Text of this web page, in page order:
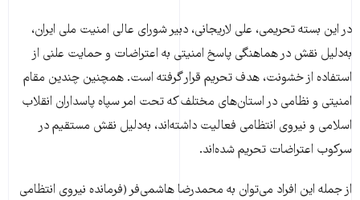
در این بسته تحریمی، علی لاریجانی، دبیر شورای عالی امنیت ملی ایران،
به‌دلیل نقش در هماهنگی پاسخ امنیتی به اعتراضات و حمایت علنی از
استفاده از خشونت، هدف تحریم قرار گرفته است. همچنین چندین مقام
امنیتی و نظامی در استان‌های مختلف که تحت امر سپاه پاسداران انقلاب
اسلامی و نیروی انتظامی فعالیت داشته‌اند، به‌دلیل نقش مستقیم در
سرکوب اعتراضات تحریم شده‌اند.
از جمله این افراد می‌توان به محمدرضا هاشمی‌فر (فرمانده نیروی انتظامی